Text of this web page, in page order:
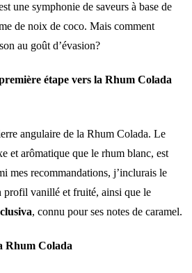
une symphonie de saveurs à base de
de noix de coco. Mais comment
au goût d’évasion?
étape vers la Rhum Colada
angulaire de la Rhum Colada. Le
et arômatique que le rhum blanc, est
mes recommandations, j’inclurais le
profil vanillé et fruité, ainsi que le
, connu pour ses notes de caramel.
Rhum Colada